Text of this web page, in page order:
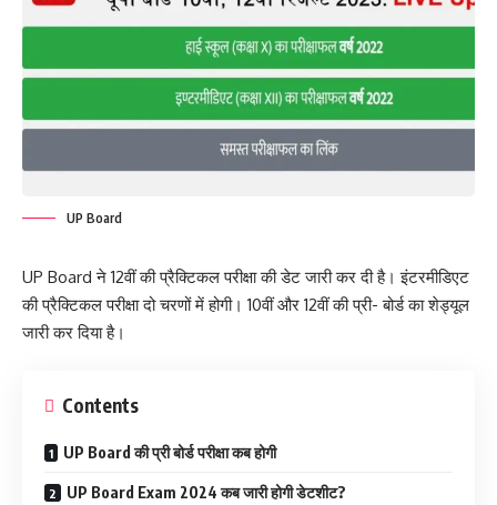
UP Board
UP Board ने 12वीं की प्रैक्टिकल परीक्षा की डेट जारी कर दी है। इंटरमीडिएट
की प्रैक्टिकल परीक्षा दो चरणों में होगी। 10वीं और 12वीं की प्री- बोर्ड का शेड्यूल
जारी कर दिया है।
Contents
UP Board की प्री बोर्ड परीक्षा कब होगी
UP Board Exam 2024 कब जारी होगी डेटशीट?